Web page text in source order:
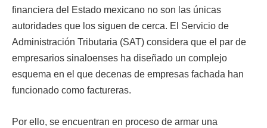
financiera del Estado mexicano no son las únicas
autoridades que los siguen de cerca. El Servicio de
Administración Tributaria (SAT) considera que el par de
empresarios sinaloenses ha diseñado un complejo
esquema en el que decenas de empresas fachada han
funcionado como factureras.
Por ello, se encuentran en proceso de armar una